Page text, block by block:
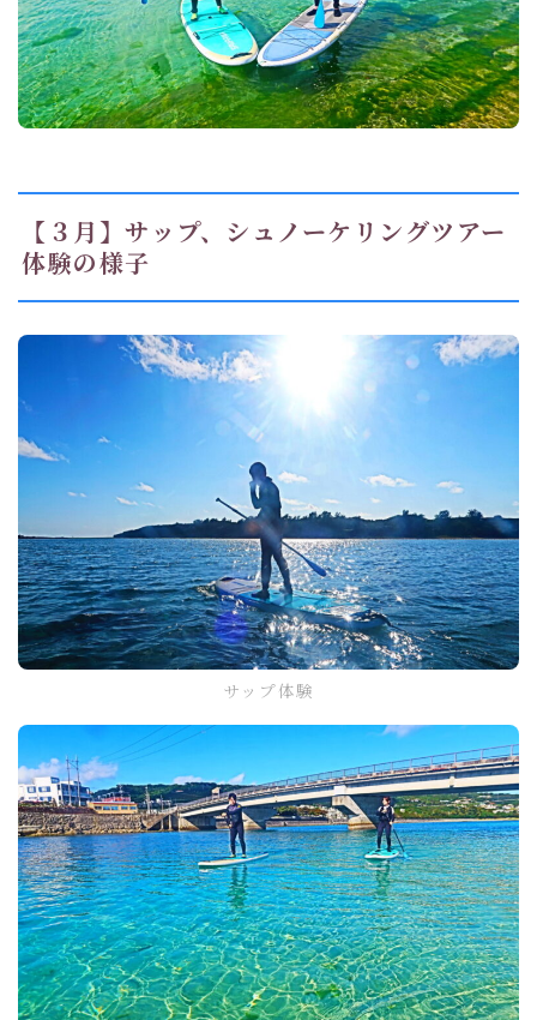
【３月】サップ、シュノーケリングツアー
体験の様子
サップ体験